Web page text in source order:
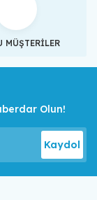
MÜŞTERİLER
Olun!
Kaydol